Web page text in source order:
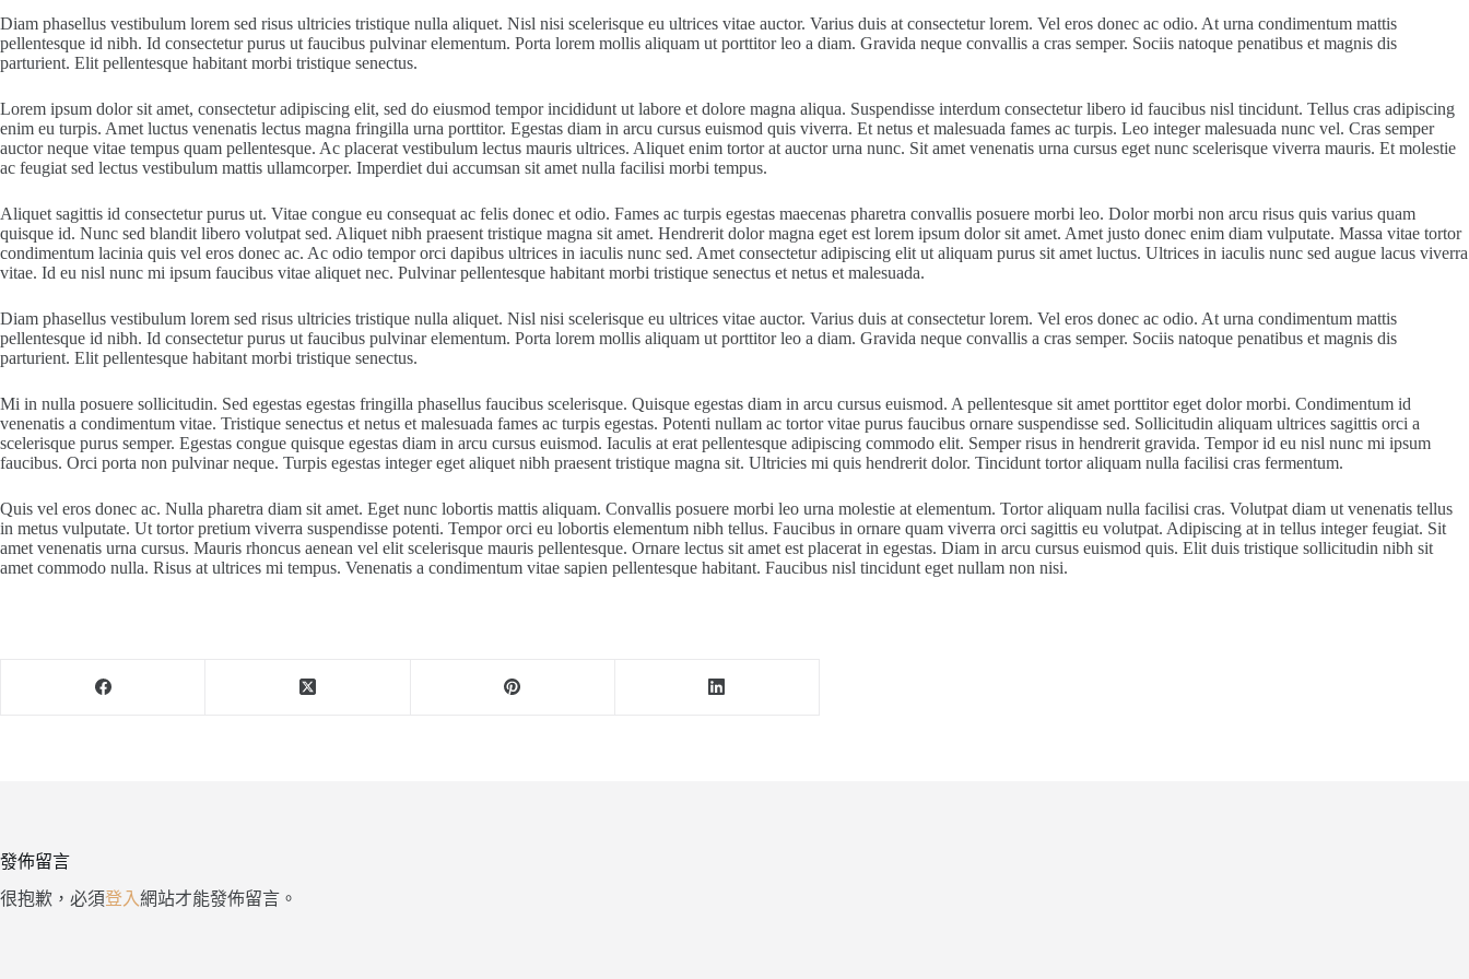
Diam phasellus vestibulum lorem sed risus ultricies tristique nulla aliquet. Nisl nisi scelerisque eu ultrices vitae auctor. Varius duis at consectetur lorem. Vel eros donec ac odio. At urna condimentum mattis
pellentesque id nibh. Id consectetur purus ut faucibus pulvinar elementum. Porta lorem mollis aliquam ut porttitor leo a diam. Gravida neque convallis a cras semper. Sociis natoque penatibus et magnis dis
parturient. Elit pellentesque habitant morbi tristique senectus.
Lorem ipsum dolor sit amet, consectetur adipiscing elit, sed do eiusmod tempor incididunt ut labore et dolore magna aliqua. Suspendisse interdum consectetur libero id faucibus nisl tincidunt. Tellus cras adipiscing
enim eu turpis. Amet luctus venenatis lectus magna fringilla urna porttitor. Egestas diam in arcu cursus euismod quis viverra. Et netus et malesuada fames ac turpis. Leo integer malesuada nunc vel. Cras semper
auctor neque vitae tempus quam pellentesque. Ac placerat vestibulum lectus mauris ultrices. Aliquet enim tortor at auctor urna nunc. Sit amet venenatis urna cursus eget nunc scelerisque viverra mauris. Et molestie
ac feugiat sed lectus vestibulum mattis ullamcorper. Imperdiet dui accumsan sit amet nulla facilisi morbi tempus.
Aliquet sagittis id consectetur purus ut. Vitae congue eu consequat ac felis donec et odio. Fames ac turpis egestas maecenas pharetra convallis posuere morbi leo. Dolor morbi non arcu risus quis varius quam
quisque id. Nunc sed blandit libero volutpat sed. Aliquet nibh praesent tristique magna sit amet. Hendrerit dolor magna eget est lorem ipsum dolor sit amet. Amet justo donec enim diam vulputate. Massa vitae tortor
condimentum lacinia quis vel eros donec ac. Ac odio tempor orci dapibus ultrices in iaculis nunc sed. Amet consectetur adipiscing elit ut aliquam purus sit amet luctus. Ultrices in iaculis nunc sed augue lacus viverra
vitae. Id eu nisl nunc mi ipsum faucibus vitae aliquet nec. Pulvinar pellentesque habitant morbi tristique senectus et netus et malesuada.
Diam phasellus vestibulum lorem sed risus ultricies tristique nulla aliquet. Nisl nisi scelerisque eu ultrices vitae auctor. Varius duis at consectetur lorem. Vel eros donec ac odio. At urna condimentum mattis
pellentesque id nibh. Id consectetur purus ut faucibus pulvinar elementum. Porta lorem mollis aliquam ut porttitor leo a diam. Gravida neque convallis a cras semper. Sociis natoque penatibus et magnis dis
parturient. Elit pellentesque habitant morbi tristique senectus.
Mi in nulla posuere sollicitudin. Sed egestas egestas fringilla phasellus faucibus scelerisque. Quisque egestas diam in arcu cursus euismod. A pellentesque sit amet porttitor eget dolor morbi. Condimentum id
venenatis a condimentum vitae. Tristique senectus et netus et malesuada fames ac turpis egestas. Potenti nullam ac tortor vitae purus faucibus ornare suspendisse sed. Sollicitudin aliquam ultrices sagittis orci a
scelerisque purus semper. Egestas congue quisque egestas diam in arcu cursus euismod. Iaculis at erat pellentesque adipiscing commodo elit. Semper risus in hendrerit gravida. Tempor id eu nisl nunc mi ipsum
faucibus. Orci porta non pulvinar neque. Turpis egestas integer eget aliquet nibh praesent tristique magna sit. Ultricies mi quis hendrerit dolor. Tincidunt tortor aliquam nulla facilisi cras fermentum.
Quis vel eros donec ac. Nulla pharetra diam sit amet. Eget nunc lobortis mattis aliquam. Convallis posuere morbi leo urna molestie at elementum. Tortor aliquam nulla facilisi cras. Volutpat diam ut venenatis tellus
in metus vulputate. Ut tortor pretium viverra suspendisse potenti. Tempor orci eu lobortis elementum nibh tellus. Faucibus in ornare quam viverra orci sagittis eu volutpat. Adipiscing at in tellus integer feugiat. Sit
amet venenatis urna cursus. Mauris rhoncus aenean vel elit scelerisque mauris pellentesque. Ornare lectus sit amet est placerat in egestas. Diam in arcu cursus euismod quis. Elit duis tristique sollicitudin nibh sit
amet commodo nulla. Risus at ultrices mi tempus. Venenatis a condimentum vitae sapien pellentesque habitant. Faucibus nisl tincidunt eget nullam non nisi.
發佈留言
很抱歉，必須登入網站才能發佈留言。